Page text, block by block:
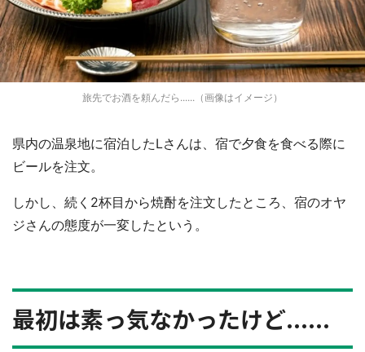
旅先でお酒を頼んだら......（画像はイメージ）
県内の温泉地に宿泊したLさんは、宿で夕食を食べる際に
ビールを注文。
しかし、続く2杯目から焼酎を注文したところ、宿のオヤ
ジさんの態度が一変したという。
最初は素っ気なかったけど......